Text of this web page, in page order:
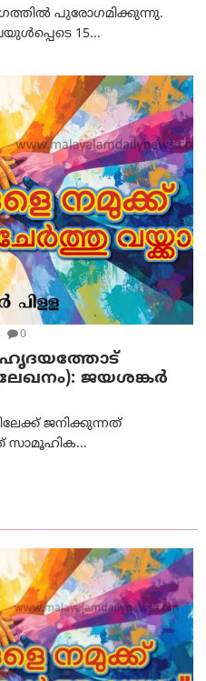
പുരോഗമിക്കുന്നു.
15...
0
ഹൃദയത്തോട്
ജയശങ്കര്‍
ജനിക്കുന്നത്
സാമൂഹിക...